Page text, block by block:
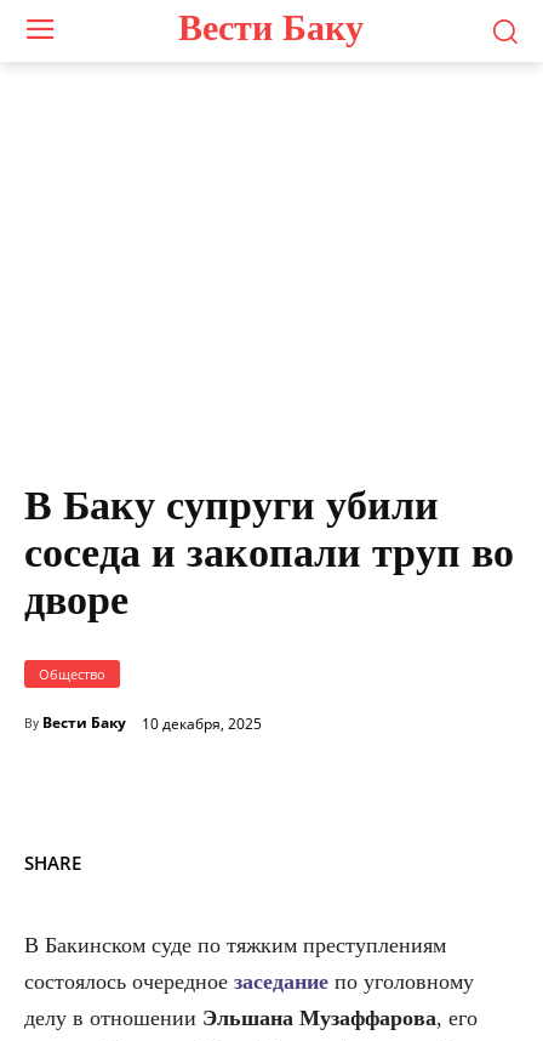
Вести Баку
В Баку супруги убили
соседа и закопали труп во
дворе
Общество
By Вести Баку 10 декабря, 2025
SHARE
В Бакинском суде по тяжким преступлениям
состоялось очередное заседание по уголовному
делу в отношении Эльшана Музаффарова, его